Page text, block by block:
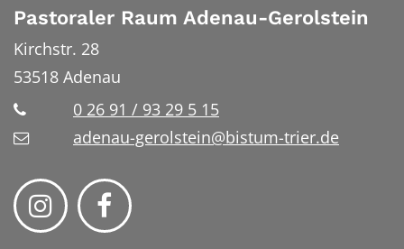
Pastoraler Raum Adenau-Gerolstein
Kirchstr. 28
53518 Adenau
0 26 91 / 93 29 5 15
adenau-gerolstein@bistum-trier.de